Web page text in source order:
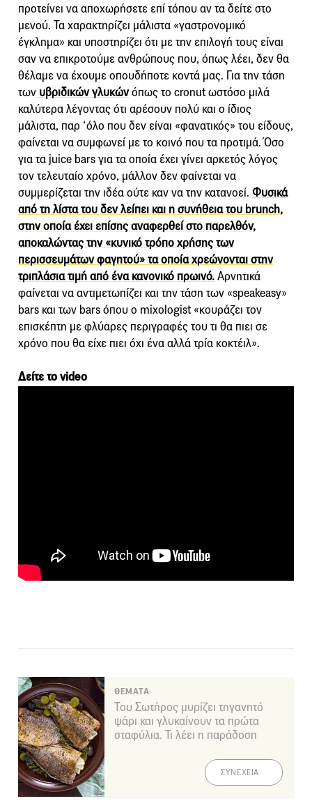
προτείνει να αποχωρήσετε επί τόπου αν τα δείτε στο
μενού. Τα χαρακτηρίζει μάλιστα «γαστρονομικό
έγκλημα» και υποστηρίζει ότι με την επιλογή τους είναι
σαν να επικροτούμε ανθρώπους που, όπως λέει, δεν θα
θέλαμε να έχουμε οπουδήποτε κοντά μας. Για την τάση
των υβριδικών γλυκώνόπως το cronut ωστόσο μιλά
καλύτερα λέγοντας ότι αρέσουν πολύ και ο ίδιος
μάλιστα, παρ ‘όλο που δεν είναι «φανατικός» του είδους,
φαίνεται να συμφωνεί με το κοινό που τα προτιμά. Όσο
για τα juice bars για τα οποία έχει γίνει αρκετός λόγος
τον τελευταίο χρόνο, μάλλον δεν φαίνεται να
συμμερίζεται την ιδέα ούτε καν να την κατανοεί. Φυσικά
από τη λίστα του δεν λείπει και η συνήθεια του brunch,
στην οποία έχει επίσης αναφερθεί στο παρελθόν,
αποκαλώντας την «κυνικό τρόπο χρήσης των
περισσευμάτων φαγητού» τα οποία χρεώνονται στην
τριπλάσια τιμή από ένα κανονικό πρωινό.Αρνητικά
φαίνεται να αντιμετωπίζει και την τάση των «speakeasy»
bars και των bars όπου ο mixologist «κουράζει τον
επισκέπτη με φλύαρες περιγραφές του τι θα πιει σε
χρόνο που θα είχε πιει όχι ένα αλλά τρία κοκτέιλ».
Δείτε το video
ΘΕΜΑΤΑ
Του Σωτήρος μυρίζει τηγανητό
ψάρι και γλυκαίνουν τα πρώτα
σταφύλια. Τι λέει η παράδοση
ΣΥΝΕΧΕΙΑ